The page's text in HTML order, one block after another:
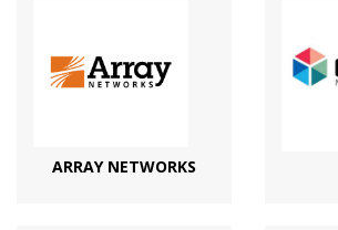
ARRAY NETWORKS